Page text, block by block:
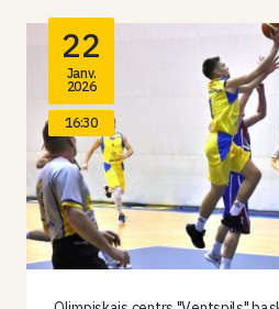
22
Janv.
2026
16:30